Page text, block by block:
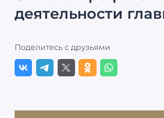
деятельности
Поделитесь с друзьями